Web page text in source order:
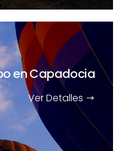
en Capadocia
Ver Detalles